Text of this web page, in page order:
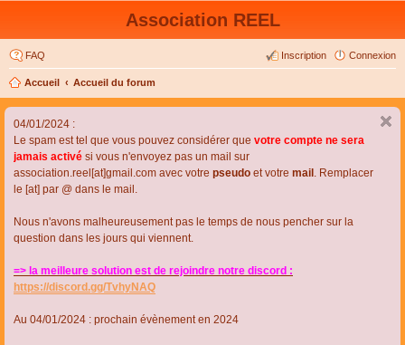
Association REEL
FAQ Connexion
Inscription
Accueil Accueil du forum
04/01/2024 :
Le spam est tel que vous pouvez considérer que votre compte ne sera
jamais activé si vous n'envoyez pas un mail sur
association.reel[at]gmail.com avec votre pseudo et votre mail . Remplacer
le [at] par @ dans le mail.
Nous n'avons malheureusement pas le temps de nous pencher sur la
question dans les jours qui viennent.
=> la meilleure solution est de rejoindre notre discord :
https://discord.gg/TvhyNAQ
Au 04/01/2024 : prochain évènement en 2024